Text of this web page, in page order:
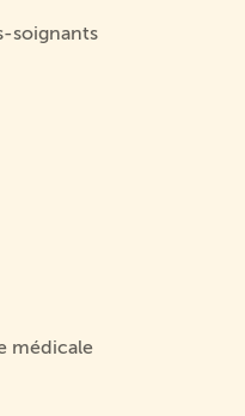
soignants
médicale